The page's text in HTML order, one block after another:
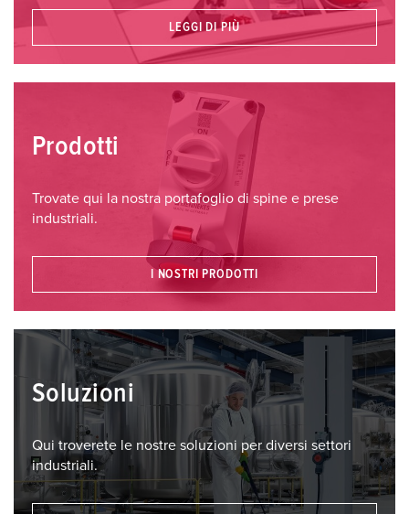
LEGGI DI PIÙ
Prodotti
Trovate qui la nostra portafoglio di spine e prese
industriali.
I NOSTRI PRODOTTI
Soluzioni
Qui troverete le nostre soluzioni per diversi settori
industriali.